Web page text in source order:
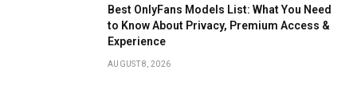
Best OnlyFans Models List: What You Need
to Know About Privacy, Premium Access &
Experience
AUGUST 8, 2026